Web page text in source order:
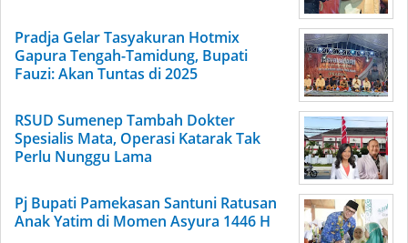
Pradja Gelar Tasyakuran Hotmix
Gapura Tengah-Tamidung, Bupati
Fauzi: Akan Tuntas di 2025
RSUD Sumenep Tambah Dokter
Spesialis Mata, Operasi Katarak Tak
Perlu Nunggu Lama
Pj Bupati Pamekasan Santuni Ratusan
Anak Yatim di Momen Asyura 1446 H